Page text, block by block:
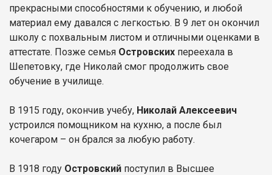
прекрасными способностями к обучению, и любой
материал ему давался с легкостью. В 9 лет он окончил
школу с похвальным листом и отличными оценками в
аттестате. Позже семья Островских переехала в
Шепетовку, где Николай смог продолжить свое
обучение в училище.
В 1915 году, окончив учебу, Николай Алексеевич
устроился помощником на кухню, а после был
кочегаром – он брался за любую работу.
В 1918 году Островский поступил в Высшее